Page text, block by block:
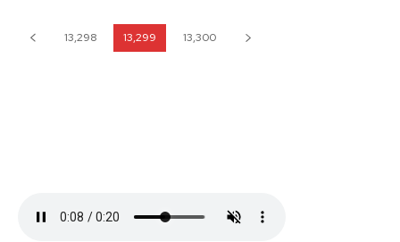
13,298 13,299 13,300